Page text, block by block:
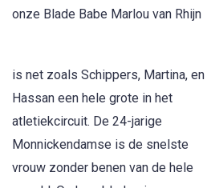
onze Blade Babe Marlou van Rhijn
is net zoals Schippers, Martina, en
Hassan een hele grote in het
atletiekcircuit. De 24-jarige
Monnickendamse is de snelste
vrouw zonder benen van de hele